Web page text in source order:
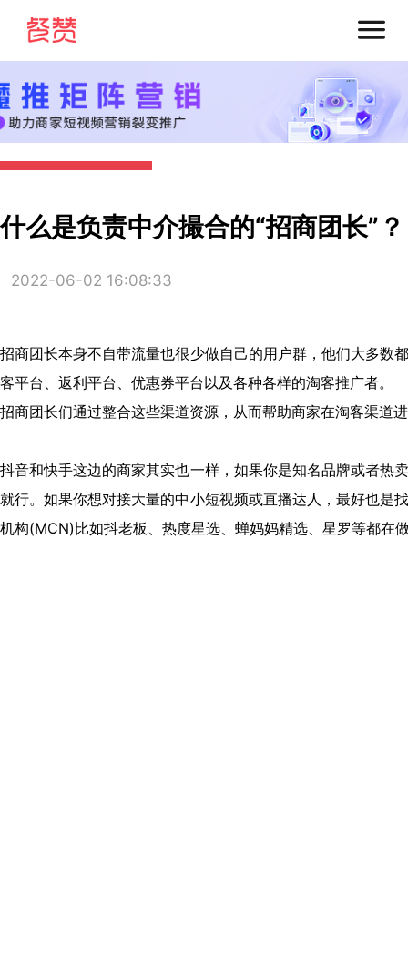
什么是负责中介撮合的“招商团长”？
2022-06-02 16:08:33
招商团长本身不自带流量也很少做自己的用户群，他们大多数
客平台、返利平台、优惠券平台以及各种各样的淘客推广者。
招商团长们通过整合这些渠道资源，从而帮助商家在淘客渠道
抖音和快手这边的商家其实也一样，如果你是知名品牌或者热
就行。如果你想对接大量的中小短视频或直播达人，最好也是
机构(MCN)比如抖老板、热度星选、蝉妈妈精选、星罗等都在